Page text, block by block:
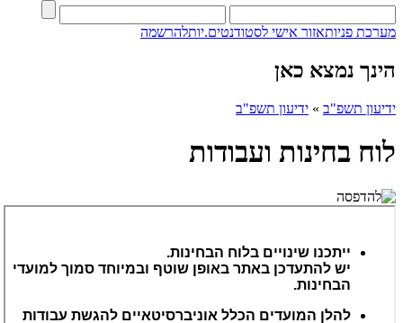
מערכת פניותאזור אישי לסטודנטים.יותלהרשמה
הינך נמצא כאן
ידיעון תשפ"ב » ידיעון תשפ"ב
לוח בחינות ועבודות